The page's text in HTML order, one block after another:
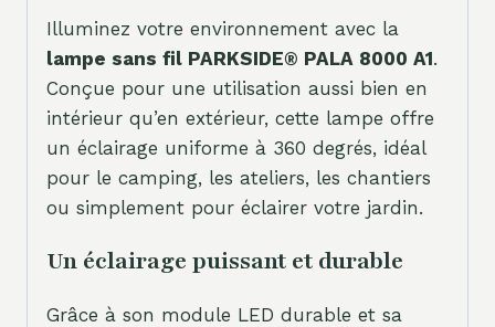
Illuminez votre environnement avec la
lampe sans fil PARKSIDE® PALA 8000 A1.
Conçue pour une utilisation aussi bien en
intérieur qu’en extérieur, cette lampe offre
un éclairage uniforme à 360 degrés, idéal
pour le camping, les ateliers, les chantiers
ou simplement pour éclairer votre jardin.
Un éclairage puissant et durable
Grâce à son module LED durable et sa